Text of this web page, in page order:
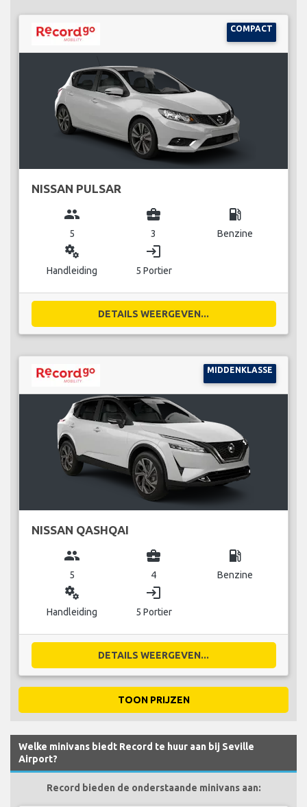
COMPACT
NISSAN PULSAR
group
5
business_center
3
local_gas_station
Benzine
miscellaneous_services
Handleiding
login
5 Portier
DETAILS WEERGEVEN...
MIDDENKLASSE
NISSAN QASHQAI
group
5
business_center
4
local_gas_station
Benzine
miscellaneous_services
Handleiding
login
5 Portier
DETAILS WEERGEVEN...
TOON PRIJZEN
Welke minivans biedt Record te huur aan bij Seville
Airport?
Record bieden de onderstaande minivans aan: